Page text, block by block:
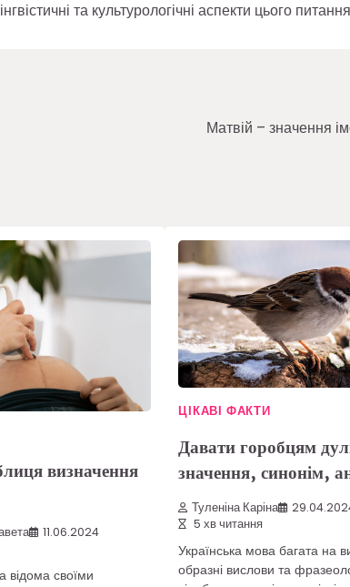
та культурологічні аспекти цього
Матвій – значення
визначення
11.06.2024
відома своїми
ЦІКАВІ ФАКТИ
Давати горобцям
значення, синонім,
Туленіна Каріна
5 хв читання
Українська мова багата на
образні вислови та